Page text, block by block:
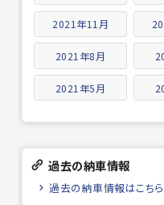
2021年11月
2021年8月
2021年5月
過去の納車情報
過去の納車情報はこちら